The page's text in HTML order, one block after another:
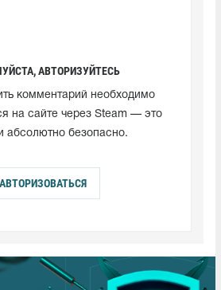
АВТОРИЗУЙТЕСЬ
комментарий необходимо
на сайте через Steam — это
абсолютно безопасно.
АВТОРИЗОВАТЬСЯ